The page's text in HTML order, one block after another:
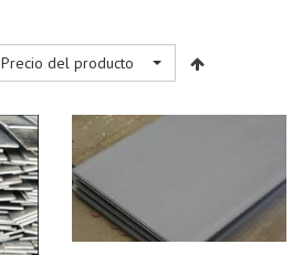
Precio del producto